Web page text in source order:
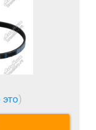
это)